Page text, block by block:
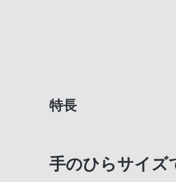
特長
手のひらサイズ